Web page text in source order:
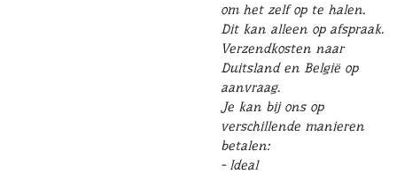
om het zelf op te halen.
Dit kan alleen op afspraak.
Verzendkosten naar
Duitsland en België op
aanvraag.
Je kan bij ons op
verschillende manieren
betalen:
- Ideal